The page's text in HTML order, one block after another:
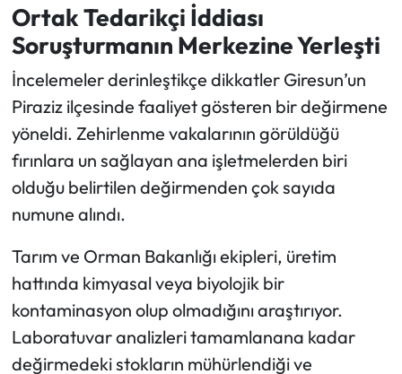
Ortak Tedarikçi İddiası
Soruşturmanın Merkezine Yerleşti
İncelemeler derinleştikçe dikkatler Giresun’un
Piraziz ilçesinde faaliyet gösteren bir değirmene
yöneldi. Zehirlenme vakalarının görüldüğü
fırınlara un sağlayan ana işletmelerden biri
olduğu belirtilen değirmenden çok sayıda
numune alındı.
Tarım ve Orman Bakanlığı ekipleri, üretim
hattında kimyasal veya biyolojik bir
kontaminasyon olup olmadığını araştırıyor.
Laboratuvar analizleri tamamlanana kadar
değirmedeki stokların mühürlendiği ve